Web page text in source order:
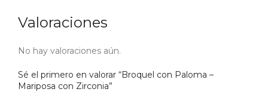
Valoraciones
No hay valoraciones aún.
Sé el primero en valorar “Broquel con Paloma –
Mariposa con Zirconia”